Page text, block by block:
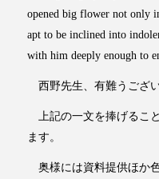
opened big flower not only
apt to be inclined into
with him deeply enough to
西野先生、有難うござい
上記の一文を捧げるこ
ます。
奥様には資料提供ほか